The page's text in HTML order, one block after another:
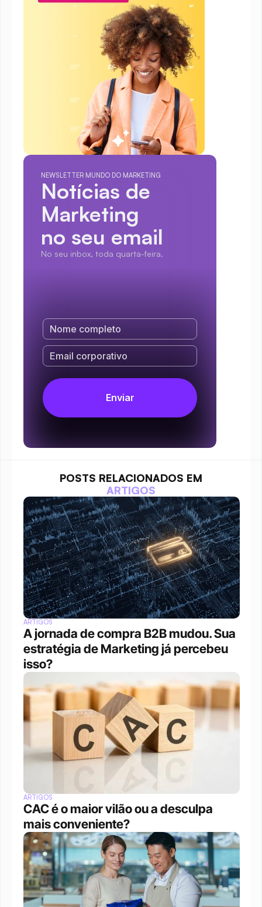
NEWSLETTER MUNDO DO MARKETING
Notícias de
Marketing
no seu email
No seu inbox, toda quarta-feira.
POSTS RELACIONADOS EM
ARTIGOS
ARTIGOS
A jornada de compra B2B mudou. Sua
estratégia de Marketing já percebeu
isso?
ARTIGOS
CAC é o maior vilão ou a desculpa
mais conveniente?